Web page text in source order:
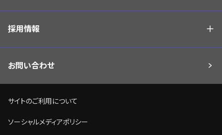
採用情報
お問い合わせ
サイトのご利用について
ソーシャルメディアポリシー